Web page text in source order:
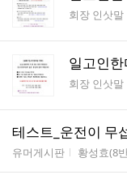
게시판명
회장 인삿말
일고인
게시판명
회장 인삿말
테스트_운전이 무
게시판명
유머게시판 작성자
황성효(8